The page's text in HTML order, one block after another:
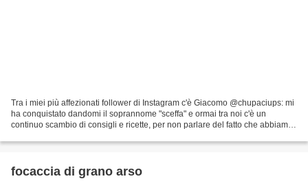
Tra i miei più affezionati follower di Instagram c'è Giacomo @chupaciups: mi
ha conquistato dandomi il soprannome "sceffa" e ormai tra noi c'è un
continuo scambio di consigli e ricette, per non parlare del fatto che abbiamo
focaccia di grano arso